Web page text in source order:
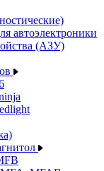
автоэлектроники
(АЗУ)